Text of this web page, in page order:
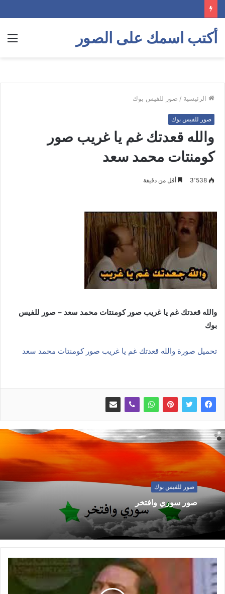
أكتب اسمك على الصور
الرئيسية / صور للفيس بوك
صور للفيس بوك
والله قعدتك غم يا غريب صور
كومنتات محمد سعد
3٬538 أقل من دقيقة
والله قعدتك غم يا غريب صور كومنتات محمد سعد – صور للفيس
بوك
تحميل صورة والله قعدتك غم يا غريب صور كومنتات محمد سعد
صور للفيس بوك
صور سوري وافتخر